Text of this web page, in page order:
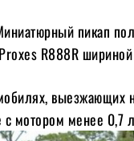
пикап
R888R
выезжающих
мотором менее 0,7